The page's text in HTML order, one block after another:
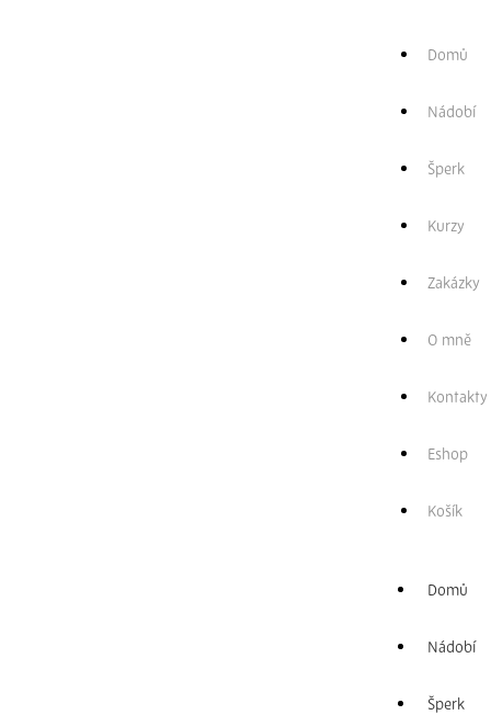
Domů
Nádobí
Šperk
Kurzy
Zakázky
O mně
Kontakty
Eshop
Košík
Domů
Nádobí
Šperk
bylinky